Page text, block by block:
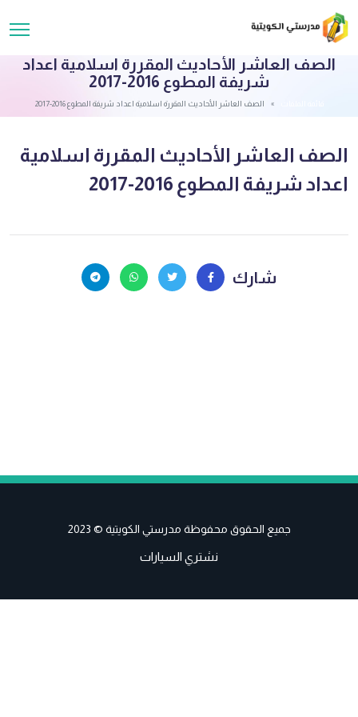
الصف العاشر الأحاديث المقررة اسلامية اعداد
شريفة المطوع 2016-2017
الصف العاشر الأحاديث المقررة اسلامية اعداد شريفة المطوع 2016-2017
الصف العاشر الأحاديث المقررة اسلامية
اعداد شريفة المطوع 2016-2017
شارك
جميع الحقوق محفوظة مدرستي الكويتية © 2023
نشتري السيارات